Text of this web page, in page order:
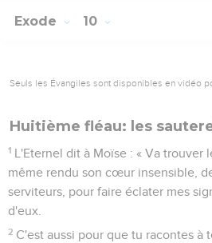
Exode 10
Seuls les Évangiles sont disponibles en vidéo
Huitième fléau: les
1 L'Eternel dit à Moïse : « Va trouver
même rendu son cœur insensible,
serviteurs, pour faire éclater mes
d'eux.
2 C'est aussi pour que tu racontes à